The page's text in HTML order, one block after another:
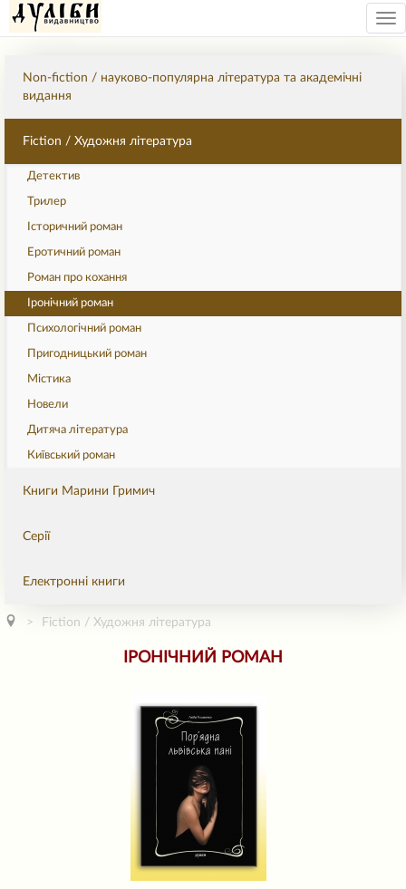
Non-fiction / науково-популярна література та академічні
видання
Fiction / Художня література
Детектив
Трилер
Історичний роман
Еротичний роман
Роман про кохання
Іронічний роман
Психологічний роман
Пригодницький роман
Містика
Новели
Дитяча література
Київський роман
Книги Марини Гримич
Серії
Електронні книги
Fiction / Художня література
ІРОНІЧНИЙ РОМАН